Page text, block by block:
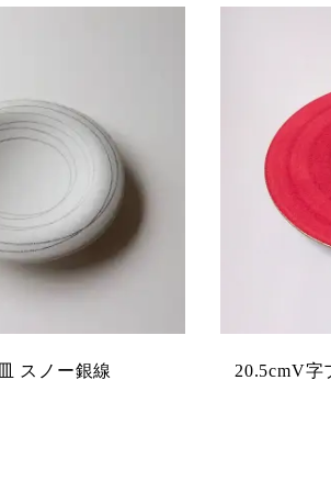
スノー銀線
20.5cmV字